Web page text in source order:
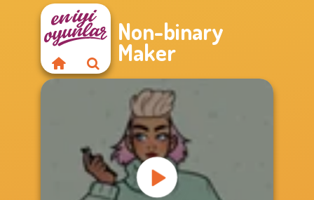
Non-binary
Maker